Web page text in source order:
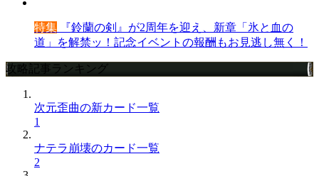
特集 『鈴蘭の剣』が2周年を迎え、新章「氷と血の
道」を解禁ッ！記念イベントの報酬もお見逃し無く！
攻略記事ランキング
次元歪曲の新カード一覧
1
ナテラ崩壊のカード一覧
2